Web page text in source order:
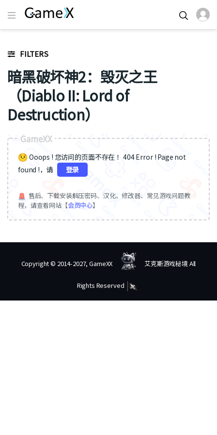
FILTERS
暗黑破坏神2：毁灭之王
（Diablo II: Lord of
Destruction）
GameXX
Ooops ! 您访问的页面不存在 ！404 Error ! Page not
found !，请
登录
售后、下载安装解压密码、汉化、修改器、常见游戏问题教
程，请查看网站【会员中心】
Copyright © 2014-2027, GameXX 艾克斯游戏秘境 All
Rights Reserved